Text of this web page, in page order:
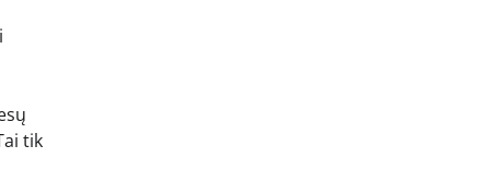
tik